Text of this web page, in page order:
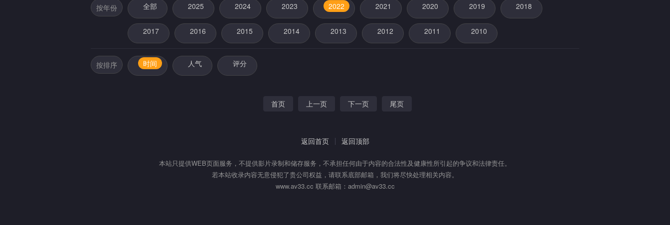
按年份 全部 2025 2024 2023 2022 2021 2020 2019 2018
2017 2016 2015 2014 2013 2012 2011 2010
按排序 时间 人气 评分
首页 上一页 下一页 尾页
返回首页 返回顶部
本站只提供WEB页面服务，不提供影片录制和储存服务，不承担任何由于内容的合法性及健康性所引起的争议和法律责任。
若本站收录内容无意侵犯了贵公司权益，请联系底部邮箱，我们将尽快处理相关内容。
www.av33.cc 联系邮箱：admin@av33.cc